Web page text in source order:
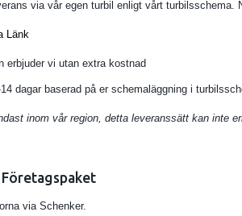
via vår egen turbil enligt vårt turbilsschema.
Länk
erbjuder vi utan extra kostnad
dagar baserad på er schemaläggning i
inom vår region, detta leveranssätt kan inte
Företagspaket
via Schenker.